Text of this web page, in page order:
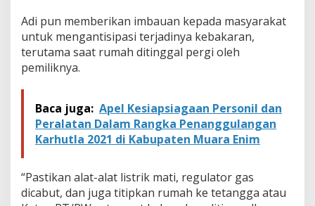
Adi pun memberikan imbauan kepada masyarakat
untuk mengantisipasi terjadinya kebakaran,
terutama saat rumah ditinggal pergi oleh
pemiliknya.
Baca juga: Apel Kesiapsiagaan Personil dan
Peralatan Dalam Rangka Penanggulangan
Karhutla 2021 di Kabupaten Muara Enim
“Pastikan alat-alat listrik mati, regulator gas
dicabut, dan juga titipkan rumah ke tetangga atau